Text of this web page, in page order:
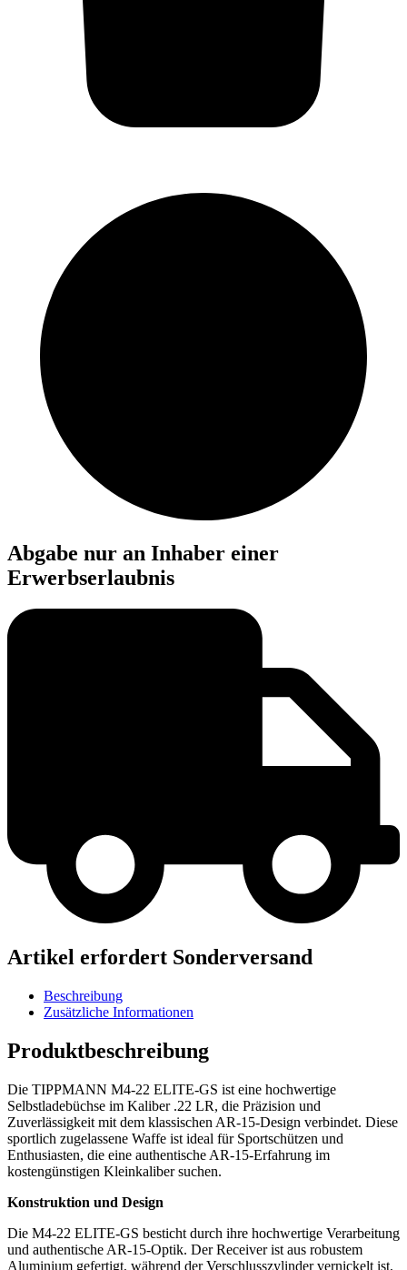
Abgabe nur an Inhaber einer
Erwerbserlaubnis
Artikel erfordert Sonderversand
Beschreibung
Zusätzliche Informationen
Produktbeschreibung
Die TIPPMANN M4-22 ELITE-GS ist eine hochwertige
Selbstladebüchse im Kaliber .22 LR, die Präzision und
Zuverlässigkeit mit dem klassischen AR-15-Design verbindet. Diese
sportlich zugelassene Waffe ist ideal für Sportschützen und
Enthusiasten, die eine authentische AR-15-Erfahrung im
kostengünstigen Kleinkaliber suchen.
Konstruktion und Design
Die M4-22 ELITE-GS besticht durch ihre hochwertige Verarbeitung
und authentische AR-15-Optik. Der Receiver ist aus robustem
Aluminium gefertigt, während der Verschlusszylinder vernickelt ist,